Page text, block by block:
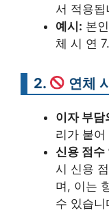
서 적용됩
예시: 본
체 시 연
2. 연체
이자 부담
리가 붙
신용 점수
시 신용
며, 이는
수 있습니